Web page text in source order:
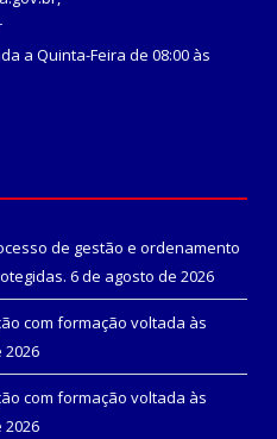
a Quinta-Feira de 08:00 às
de gestão e ordenamento
6 de agosto de 2026
com formação voltada às
2026
com formação voltada às
2026